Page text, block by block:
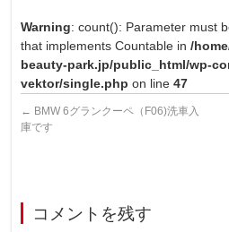
Warning: count(): Parameter must
that implements Countable in/
beauty-park.jp/public_html/wp-
vektor/single.php on line47
← BMW 6グランクーペ（F06)洗車入
庫です
コメントを残す